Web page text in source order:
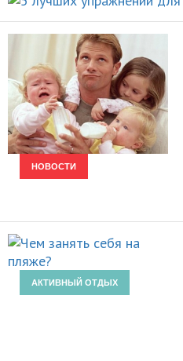
ПОХУДЕНИЕ
НОВОСТИ
АКТИВНЫЙ ОТДЫХ